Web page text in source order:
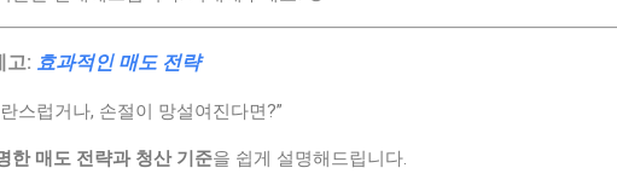
고: 효과적인 매도 전략
스럽거나, 손절이 망설여진다면?”
한 매도 전략과 청산 기준을 쉽게 설명해드립니다.